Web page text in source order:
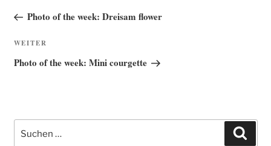
Beitrag
Photo of the week: Dreisam flower
Nächster
Beitrag
WEITER
Photo of the week: Mini courgette
nach: